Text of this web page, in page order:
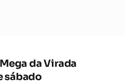
da Virada
sábado